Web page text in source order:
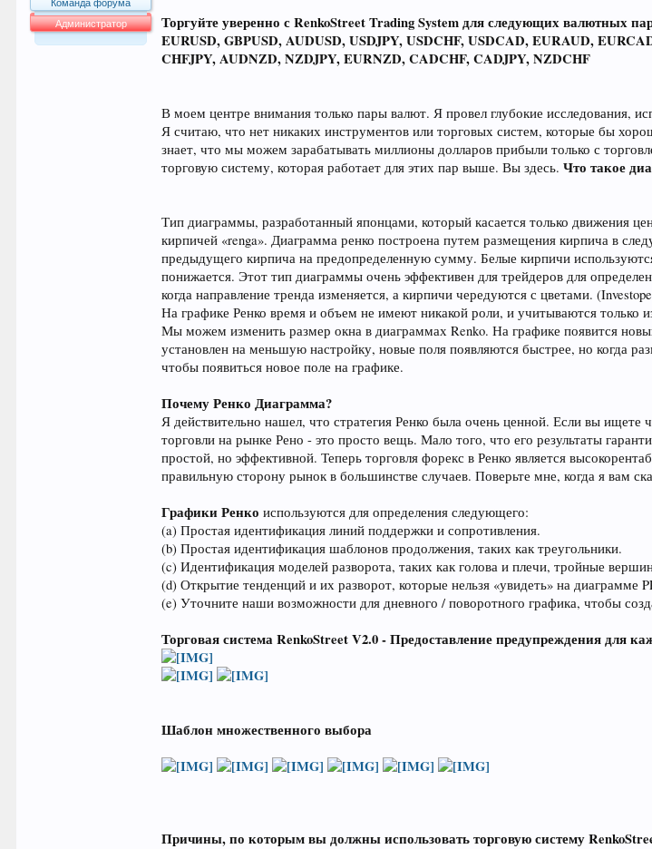
Команда форума
Администратор
Торгуйте уверенно с RenkoStreet Trading System для следующих валютных
EURUSD, GBPUSD, AUDUSD, USDJPY, USDCHF, USDCAD, EURAUD,
CHFJPY, AUDNZD, NZDJPY, EURNZD, CADCHF, CADJPY, NZDCHF
В моем центре внимания только пары валют. Я провел глубокие исследования,
Я считаю, что нет никаких инструментов или торговых систем, которые бы
знает, что мы можем зарабатывать миллионы долларов прибыли только с
торговую систему, которая работает для этих пар выше. Вы здесь.Что такое
Тип диаграммы, разработанный японцами, который касается только движения
кирпичей «renga». Диаграмма ренко построена путем размещения кирпича в
предыдущего кирпича на предопределенную сумму. Белые кирпичи
понижается. Этот тип диаграммы очень эффективен для трейдеров для
когда направление тренда изменяется, а кирпичи чередуются с цветами.
На графике Ренко время и объем не имеют никакой роли, и учитываются только
Мы можем изменить размер окна в диаграммах Renko. На графике появится
установлен на меньшую настройку, новые поля появляются быстрее, но когда
чтобы появиться новое поле на графике.
Почему Ренко Диаграмма?
Я действительно нашел, что стратегия Ренко была очень ценной. Если вы
торговли на рынке Рено - это просто вещь. Мало того, что его результаты
простой, но эффективной. Теперь торговля форекс в Ренко является
правильную сторону рынок в большинстве случаев. Поверьте мне, когда я вам
Графики Ренко используются для определения следующего:
(a) Простая идентификация линий поддержки и сопротивления.
(b) Простая идентификация шаблонов продолжения, таких как треугольники.
(c) Идентификация моделей разворота, таких как голова и плечи, тройные
(d) Открытие тенденций и их разворот, которые нельзя «увидеть» на диаграмме
(e) Уточните наши возможности для дневного / поворотного графика, чтобы
Торговая система RenkoStreet V2.0 - Предоставление предупреждения для
Шаблон множественного выбора
Причины, по которым вы должны использовать торговую систему